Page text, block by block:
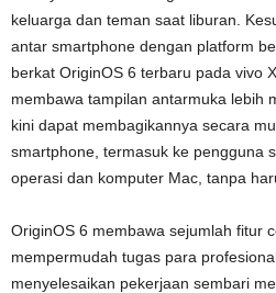
keluarga dan teman saat liburan.
antar smartphone dengan platform
berkat OriginOS 6 terbaru pada vivo
membawa tampilan antarmuka lebih
kini dapat membagikannya secara
smartphone, termasuk ke pengguna
operasi dan komputer Mac, tanpa
OriginOS 6 membawa sejumlah fitur
mempermudah tugas para
menyelesaikan pekerjaan sembari